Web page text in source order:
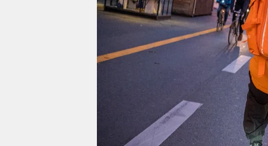
veranstaltungen
fragen & hilfe
genossenschaft